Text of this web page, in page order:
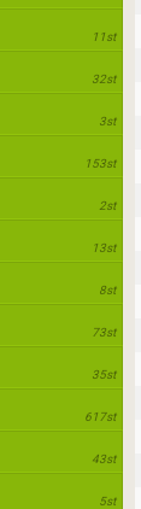
11st
32st
3st
153st
2st
13st
8st
73st
35st
617st
43st
5st